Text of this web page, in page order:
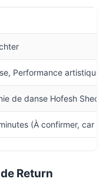
Performance
de danse Hofesh
(À confirmer, car
Return